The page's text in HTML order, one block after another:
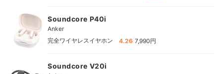
Soundcore P40i
Anker
完全ワイヤレスイヤホン
4.26 7,990円
Soundcore V20i